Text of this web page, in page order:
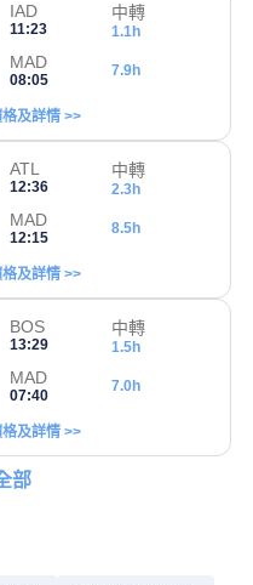
IAD
11:23
中轉
1.1h
MAD
08:05
7.9h
及詳情 >>
ATL
12:36
中轉
2.3h
MAD
12:15
8.5h
及詳情 >>
BOS
13:29
中轉
1.5h
MAD
07:40
7.0h
及詳情 >>
部